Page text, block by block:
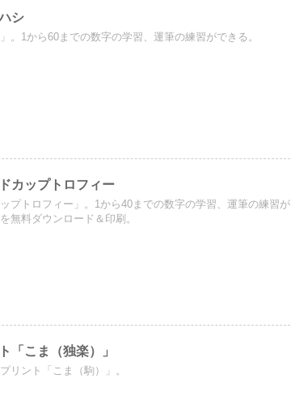
シ
。1から60までの数字の学習、運筆の練習ができる。
カップトロフィー
プトロフィー」。1から40までの数字の学習、運筆の練習が
無料ダウンロード＆印刷。
「こま（独楽）」
リント「こま（駒）」。